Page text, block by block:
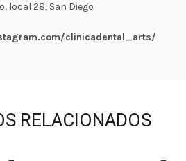
local 28, San Diego
clinicadental_arts/
RELACIONADOS